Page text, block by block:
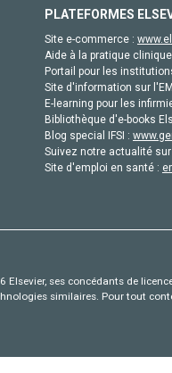
PLATEFORMES
Site e-commerce :
Aide à la pratique
Portail pour les
Site d'information sur
E-learning pour les
Bibliothèque d'e-books
Blog special IFSI :
Suivez notre actualité
Site d'emploi en santé :
ses concédants de
similaires. Pour tout